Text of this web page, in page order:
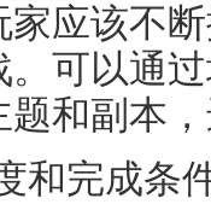
应该不
可以通
和副本
和完成条